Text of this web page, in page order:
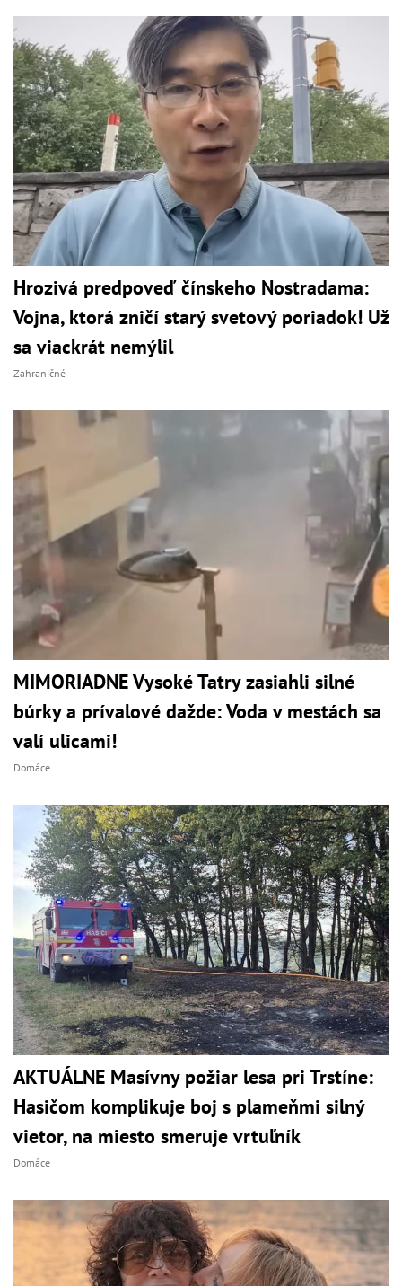
Hrozivá predpoveď čínskeho Nostradama:
Vojna, ktorá zničí starý svetový poriadok! Už
sa viackrát nemýlil
Zahraničné
MIMORIADNE Vysoké Tatry zasiahli silné
búrky a prívalové dažde: Voda v mestách sa
valí ulicami!
Domáce
AKTUÁLNE Masívny požiar lesa pri Trstíne:
Hasičom komplikuje boj s plameňmi silný
vietor, na miesto smeruje vrtuľník
Domáce